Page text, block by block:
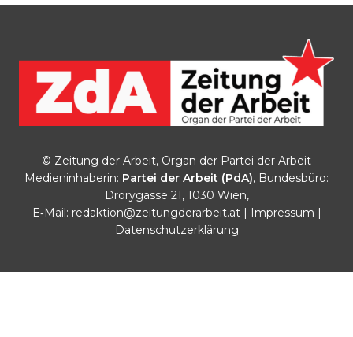
© Zeitung der Arbeit, Organ der Partei der Arbeit
Medieninhaberin: Partei der Arbeit (PdA), Bundesbüro:
Drorygasse 21, 1030 Wien,
E‑Mail: redaktion@zeitungderarbeit.at| Impressum |
Datenschutzerklärung